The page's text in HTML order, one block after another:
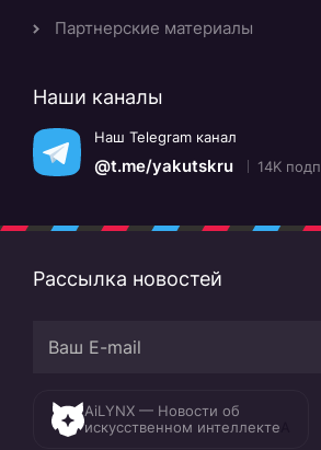
Партнерские материалы
Наши каналы
Наш Telegram канал
@t.me/yakutskru 14K
Рассылка новостей
AiLYNX — Новости об
искусственном интеллекте